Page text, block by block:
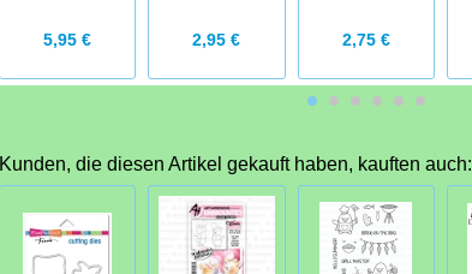
5,95 € 2,95 € 2,75 €
Kunden, die diesen Artikel gekauft haben, kauften auch: